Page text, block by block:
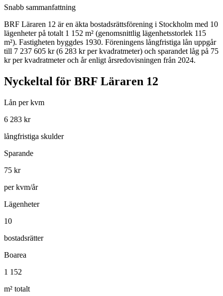
Snabb sammanfattning
BRF Läraren 12 är en äkta bostadsrättsförening i Stockholm med 10
lägenheter på totalt 1 152 m² (genomsnittlig lägenhetsstorlek 115
m²). Fastigheten byggdes 1930. Föreningens långfristiga lån uppgår
till 7 237 605 kr (6 283 kr per kvadratmeter) och sparandet låg på 75
kr per kvadratmeter och år enligt årsredovisningen från 2024.
Nyckeltal för BRF Läraren 12
Lån per kvm
6 283 kr
långfristiga skulder
Sparande
75 kr
per kvm/år
Lägenheter
10
bostadsrätter
Boarea
1 152
m² totalt